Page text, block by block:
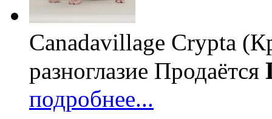
Canadavillage Crypta
разноглазие Продаётся
подробнее...